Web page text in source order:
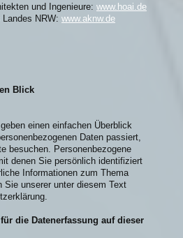
und Ingenieure: www.hoai.de
NRW: www.aknw.de
Blick
einen einfachen Überblick
Daten passiert,
besuchen. Personenbezogene
denen Sie persönlich identifiziert
Informationen zum Thema
Sie unserer unter diesem Text
die Datenerfassung auf dieser